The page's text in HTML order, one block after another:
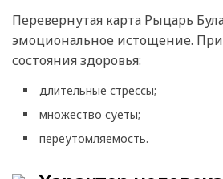
Перевернутая карта Рыцарь
эмоциональное истощение.
состояния здоровья:
длительные стрессы;
множество суеты;
переутомляемость.